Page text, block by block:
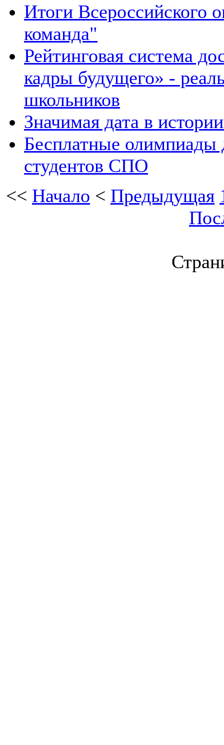
Итоги Всероссийского
команда"
Рейтинговая система
кадры будущего» -
школьников
Значимая дата в
Бесплатные олимпиады
студентов СПО
<< Начало < Предыдущая